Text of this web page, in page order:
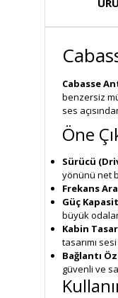
Cabasse
benzersiz
ses
Öne
Sürücü
yönünü net
Frekans
Güç
büyük
Kabin
tasarımı
Bağlantı
güvenli ve